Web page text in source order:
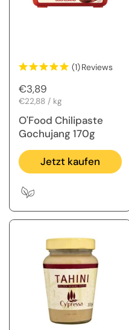
(1)Reviews
Regulärer Preis
€3,89
Stückpreis
€22,88 / kg
O'Food Chilipaste
Gochujang 170g
Jetzt kaufen